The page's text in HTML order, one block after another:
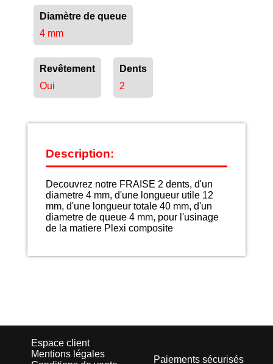
Diamètre de queue
4 mm
Revêtement
Oui
Dents
2
Description:
Decouvrez notre FRAISE 2 dents, d'un
diametre 4 mm, d'une longueur utile 12
mm, d'une longueur totale 40 mm, d'un
diametre de queue 4 mm, pour l'usinage
de la matiere Plexi composite
Espace client
Mentions légales
Paiements sécurisés